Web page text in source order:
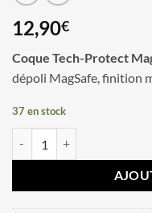
12,90€
Coque Tech-Protect
dépoli MagSafe, finition
37 en stock